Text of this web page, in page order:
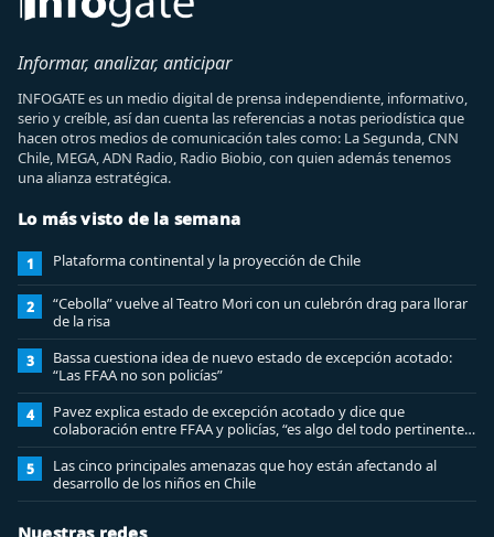
Informar, analizar, anticipar
INFOGATE es un medio digital de prensa independiente, informativo,
serio y creíble, así dan cuenta las referencias a notas periodística que
hacen otros medios de comunicación tales como: La Segunda, CNN
Chile, MEGA, ADN Radio, Radio Biobio, con quien además tenemos
una alianza estratégica.
Lo más visto de la semana
1 Plataforma continental y la proyección de Chile
2
“Cebolla” vuelve al Teatro Mori con un culebrón drag para llorar
de la risa
3
Bassa cuestiona idea de nuevo estado de excepción acotado:
“Las FFAA no son policías”
4
Pavez explica estado de excepción acotado y dice que
colaboración entre FFAA y policías, “es algo del todo pertinente
analizar”
5
Las cinco principales amenazas que hoy están afectando al
desarrollo de los niños en Chile
Nuestras redes